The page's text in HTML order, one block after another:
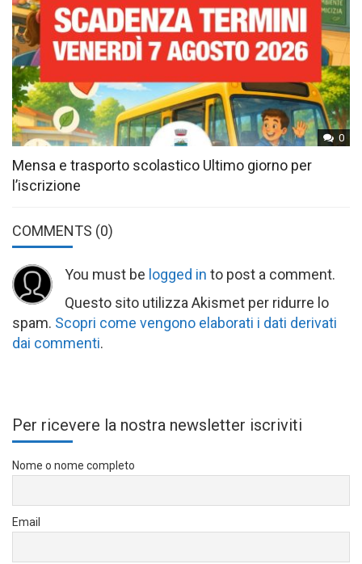
0
Mensa e trasporto scolastico Ultimo giorno per
l’iscrizione
COMMENTS (0)
You must be logged in to post a comment.
Questo sito utilizza Akismet per ridurre lo
spam. Scopri come vengono elaborati i dati derivati
dai commenti.
Per ricevere la nostra newsletter iscriviti
Nome o nome completo
Email